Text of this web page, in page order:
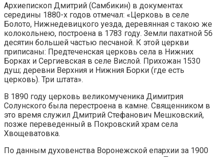
Архиепископ Дмитрий (Самбикин) в документах
середины 1880-х годов отмечал: «Церковь в селе
Болото, Нижнедевицкого уезда, деревянная с такою же
колокольнею, построена в 1783 году. Земли пахатной 56
десятин большей частью песчаной. К этой церкви
приписаны: Предтеченская церковь села в Нижних
Борках и Сергиевская в селе Вислой. Прихожан 1530
душ; деревни Верхния и Нижния Борки (где есть
церковь). Три штата».
В 1890 году церковь великомученика Димитрия
Солунского была перестроена в камне. Священником в
это время служил Дмитрий Стефанович Мешковский,
позже переведенный в Покровский храм села
Хвощеватовка.
По данным духовенства Воронежской епархии за 1900